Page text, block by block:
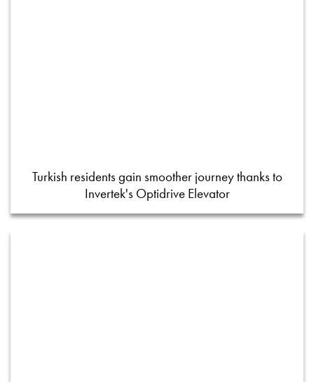
Turkish residents gain smoother journey thanks to
Invertek's Optidrive Elevator